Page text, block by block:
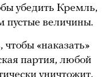
убедить Кремль,
величины.
«наказать»
партия, любой